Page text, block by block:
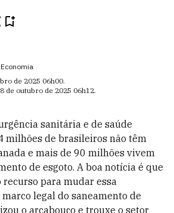
de 2025 06h00.
de outubro de 2025 06h12.
sanitária e de saúde
milhões de brasileiros não têm
e mais de 90 milhões vivem
de esgoto. A boa notícia é que
para mudar essa
legal do saneamento de
o arcabouço e trouxe o setor